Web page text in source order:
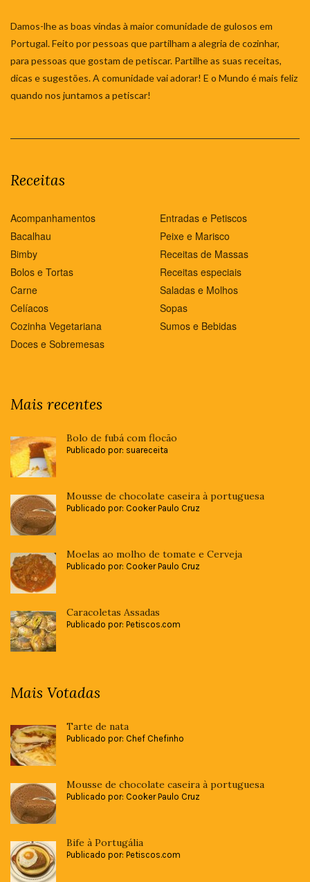
Damos-lhe as boas vindas à maior comunidade de gulosos em
Portugal. Feito por pessoas que partilham a alegria de cozinhar,
para pessoas que gostam de petiscar. Partilhe as suas receitas,
dicas e sugestões. A comunidade vai adorar! E o Mundo é mais feliz
quando nos juntamos a petiscar!
Receitas
Acompanhamentos
Bacalhau
Bimby
Bolos e Tortas
Carne
Celíacos
Cozinha Vegetariana
Doces e Sobremesas
Entradas e Petiscos
Peixe e Marisco
Receitas de Massas
Receitas especiais
Saladas e Molhos
Sopas
Sumos e Bebidas
Mais recentes
Bolo de fubá com flocão
Publicado por: suareceita
Mousse de chocolate caseira à portuguesa
Publicado por: Cooker Paulo Cruz
Moelas ao molho de tomate e Cerveja
Publicado por: Cooker Paulo Cruz
Caracoletas Assadas
Publicado por: Petiscos.com
Mais Votadas
Tarte de nata
Publicado por: Chef Chefinho
Mousse de chocolate caseira à portuguesa
Publicado por: Cooker Paulo Cruz
Bife à Portugália
Publicado por: Petiscos.com